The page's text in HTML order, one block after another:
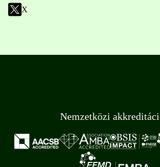
X
Nemzetközi